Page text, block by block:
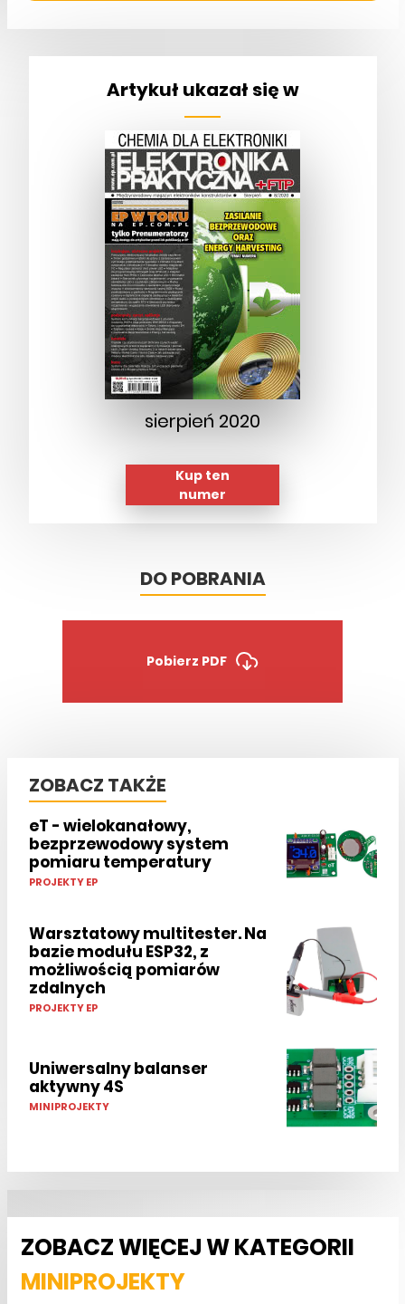
Artykuł ukazał się w
sierpień 2020
Kup ten
numer
DO POBRANIA
Pobierz PDF
ZOBACZ TAKŻE
eT - wielokanałowy,
bezprzewodowy system
pomiaru temperatury
PROJEKTY EP
Warsztatowy multitester. Na
bazie modułu ESP32, z
możliwością pomiarów
zdalnych
PROJEKTY EP
Uniwersalny balanser
aktywny 4S
MINIPROJEKTY
ZOBACZ WIĘCEJ W KATEGORII
MINIPROJEKTY